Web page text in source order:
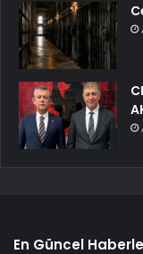
En Güncel